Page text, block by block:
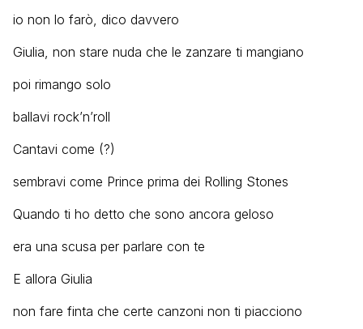
io non lo farò, dico davvero
Giulia, non stare nuda che le zanzare ti mangiano
poi rimango solo
ballavi rock’n’roll
Cantavi come (?)
sembravi come Prince prima dei Rolling Stones
Quando ti ho detto che sono ancora geloso
era una scusa per parlare con te
E allora Giulia
non fare finta che certe canzoni non ti piacciono